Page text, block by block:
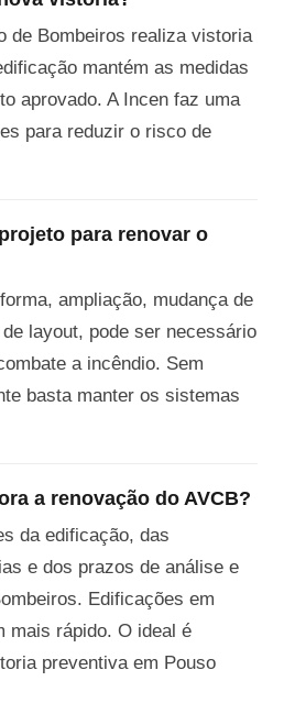
de Bombeiros realiza vistoria
mantém as medidas
aprovado. A Incen faz uma
para reduzir o risco de
para renovar o
ampliação, mudança de
layout, pode ser necessário
a incêndio. Sem
basta manter os sistemas
a renovação do AVCB?
da edificação, das
e dos prazos de análise e
Edificações em
mais rápido. O ideal é
preventiva em Pouso